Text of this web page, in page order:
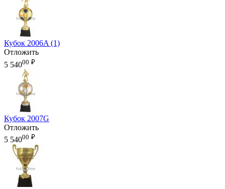
Кубок 2006A (1)
Отложить
5 54000 ₽
Кубок 2007G
Отложить
5 54000 ₽